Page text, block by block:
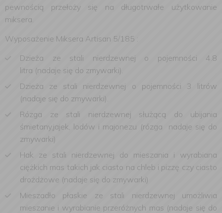
pewnością przełoży się na długotrwałe użytkowanie
miksera.
Wyposażenie Miksera Artisan 5/185 :
Dzieża ze stali nierdzewnej o pojemności 4.8
litra (nadaje się do zmywarki).
Dzieża ze stali nierdzewnej o pojemności 3 litrów
(nadaje się do zmywarki).
Rózga ze stali nierdzewnej służącą do ubijania
śmietany,jajek, lodów i majonezu (rózga nadaje się do
zmywarki)
Hak ze stali nierdzewnej do mieszania i wyrabiana
ciężkich mas takich jak ciasto na chleb i pizzę czy ciasto
drożdżowe (nadaje się do zmywarki)
Mieszadło płaskie ze stali nierdzewnej umożliwia
mieszanie i wyrabianie przeróżnych mas (nadaje się do